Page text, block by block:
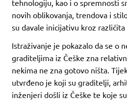
tehnologiju, kao i o spremnosti
novih oblikovanja, trendova i
su davale inicijativu kroz različita
Istraživanje je pokazalo da se o
graditeljima iz Češke zna
nekima ne zna gotovo ništa.
utvrđeno je koji su graditelji,
inženjeri došli iz Češke te koje